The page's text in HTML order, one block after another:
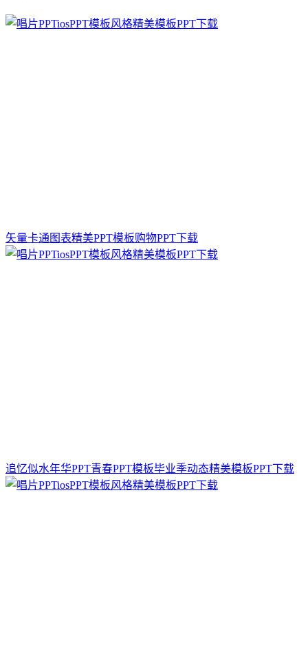
矢量卡通图表精美PPT模板购物PPT下载
追忆似水年华PPT青春PPT模板毕业季动态精美模板PPT下载